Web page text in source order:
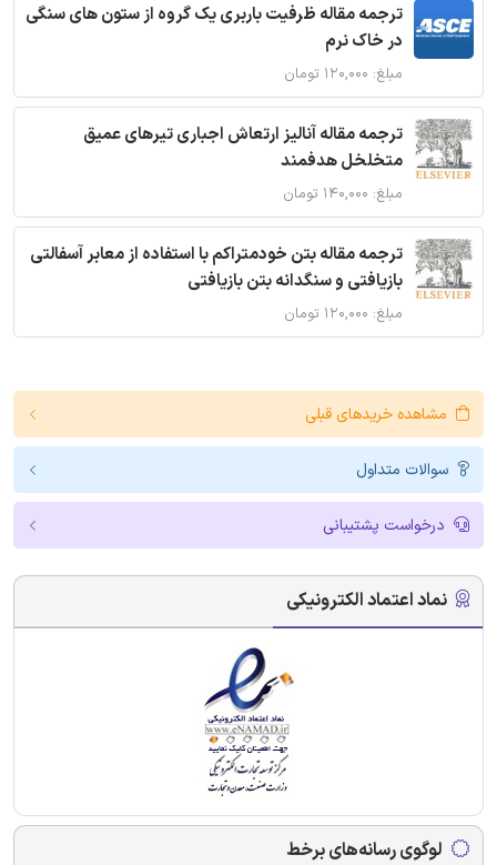
ترجمه مقاله ظرفیت باربری یک گروه از ستون های سنگی
در خاک نرم
مبلغ: ۱۲۰,۰۰۰ تومان
ترجمه مقاله آنالیز ارتعاش اجباری تیرهای عمیق
متخلخل هدفمند
مبلغ: ۱۴۰,۰۰۰ تومان
ترجمه مقاله بتن خودمتراکم با استفاده از معابر آسفالتی
بازیافتی و سنگدانه بتن بازیافتی
مبلغ: ۱۲۰,۰۰۰ تومان
مشاهده خریدهای قبلی
سوالات متداول
درخواست پشتیبانی
نماد اعتماد الکترونیکی
لوگوی رسانه‌های برخط